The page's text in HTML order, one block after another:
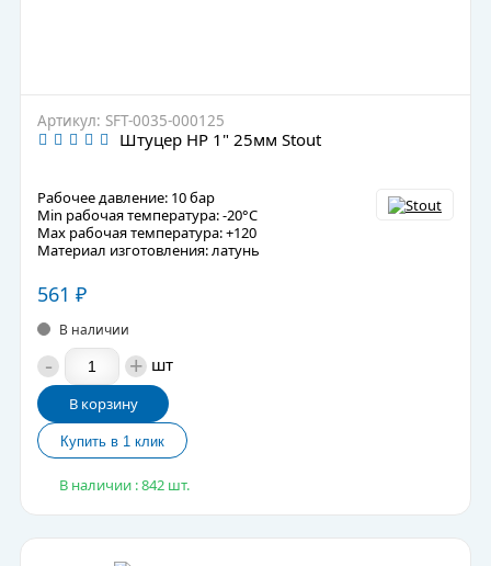
Артикул: SFT-0035-000125
Штуцер НР 1" 25мм Stout
Рабочее давление: 10 бар
Min рабочая температура: -20°C
Max рабочая температура: +120
Материал изготовления: латунь
561 ₽
В наличии
- + шт
В корзину
В наличии : 842 шт.